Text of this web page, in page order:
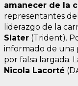
amanecer de la
representantes
liderazgo de la
Slater (Trident).
informado de una
por falsa largada.
Nicola Lacorté